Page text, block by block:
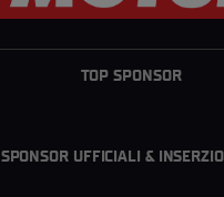
TOP SPONSOR
SPONSOR UFFICIALI &